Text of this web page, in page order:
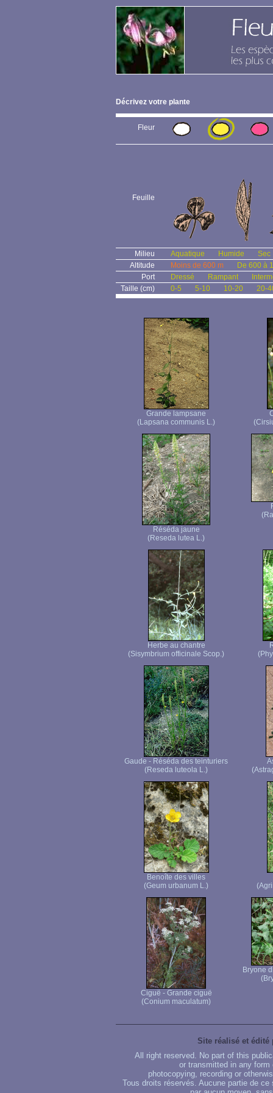
Décrivez votre plante
Fleur
Feuille
Milieu Aquatique Humide
Sec
Altitude
Moins de 600 m
De 600 à
Port
Dressé Rampant
Taille (cm)
0-5 5-10 10-20 20-
Grande lampsane
(Lapsana communis L.)
Réséda jaune
(Reseda lutea L.)
Herbe au chantre
(Sisymbrium officinale Scop.)
Gaude - Réséda des teinturiers
(Reseda luteola L.)
Benoîte des villes
(Geum urbanum L.)
Ciguë - Grande ciguë
(Conium maculatum)
Bryone
Site réalisé et édité
All right reserved. No part of this
or transmitted in any
photocopying, recording or
Tous droits réservés. Aucune partie de